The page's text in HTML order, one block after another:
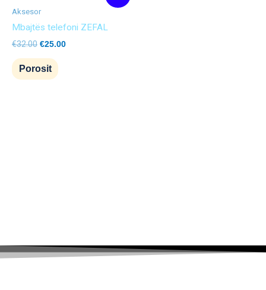
Aksesor
Mbajtës telefoni ZEFAL
€32.00
was:
€32.00.
€25.00
€25.00.
Porosit